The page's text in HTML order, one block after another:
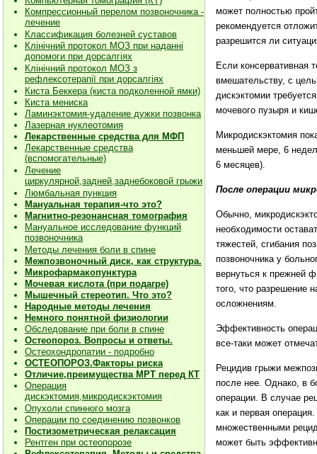
Компрессионный перелом позвоночника -
лечение
Классификация болезней суставов
Клiнiчний протокол МОЗ при наданнi
допомоги при дорсалгiях
Клiнiчний протокол МОЗ з
рефлексотерапiї при дорсалгіях
Киста Беккера (киста подколенной ямки)
Киста мениска
Ламинэктомия-удаление дужки позвонка
Лазерная нуклеотомия
Лекарственные средства для МФП
Лекарственные средства
(вспомогательные)
Лечение
циркулярной,задней,заднебоковой грыжи
Люмбальная пункция
Мануальная терапия-что это?
Магнитно-резонансная томография
Мануальное исследование функций
позвоночника
Методы лечения боли в спине
Межпозвоночный диск, как структура.
Микрофармакопунктура
Мочевая кислота (при подагре)
Мышечный стереотип. Что это?
Народные методы лечения
Немного понятной физиологии
Обследование при боли в спине
Остеопороз. Вопросы и ответы.
Остеохондропатии - подробно
ОСТЕОПОРОЗ.Факторы риска
Отличие,преимущества МРТ перед КТ
Операция
дискэктомия,микродискэктомия
Опухоли спинного мозга
Операции по соединению позвонков
Постизометрическая релаксация
Рентген при остеопорозе
может полностью
рекомендуется
разрешится ли
Если консервативная
вмешательству, с
дискэктомии
мочевого пузыря и
Микродискэктомия
меньшей мере, 6
6 месяцев).
После операции
Обычно,
необходимости
тяжестей, сгибания
позвоночника у
вернуться к прежней
того, что разрешение
осложнениям.
Эффективность
все-таки может
Рецидив грыжи
после нее. Однако, в
операции. В случае
как и первая
множественными
может быть